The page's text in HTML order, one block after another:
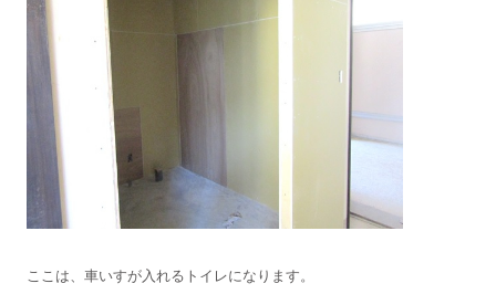
ここは、車いすが入れるトイレになります。